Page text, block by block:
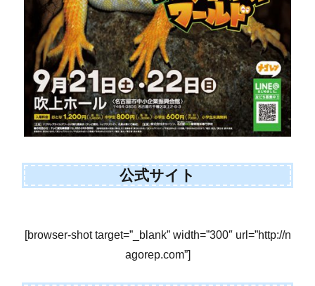
公式サイト
[browser-shot target=”_blank” width=”300″ url=”http://n
agorep.com”]